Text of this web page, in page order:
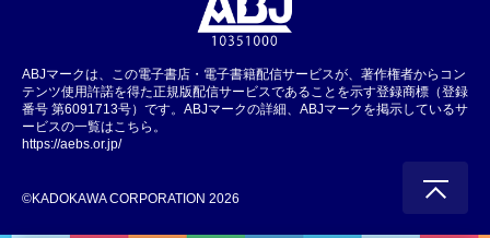
ABJマークは、この電子書店・電子書籍配信サービスが、著作権者からコン
テンツ使用許諾を得た正規版配信サービスであることを示す登録商標（登録
番号 第6091713号）です。ABJマークの詳細、ABJマークを掲示しているサ
ービスの一覧はこちら。
https://aebs.or.jp/
©KADOKAWA CORPORATION 2026